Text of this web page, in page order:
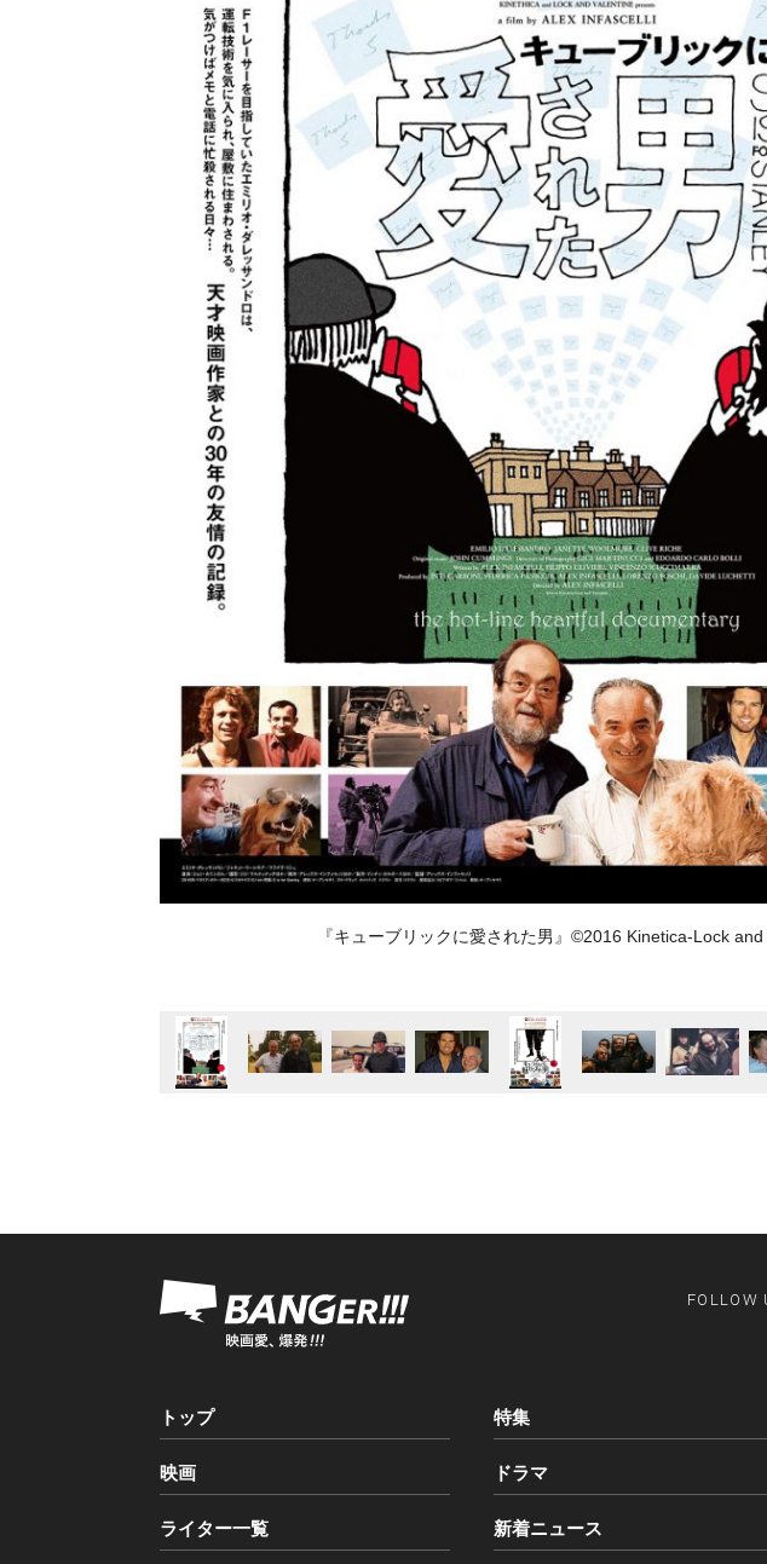
『キューブリックに愛された男』©2016 Kinetica-Lock
FOLLOW
トップ 特集
映画 ドラマ
ライター一覧 新着ニュース